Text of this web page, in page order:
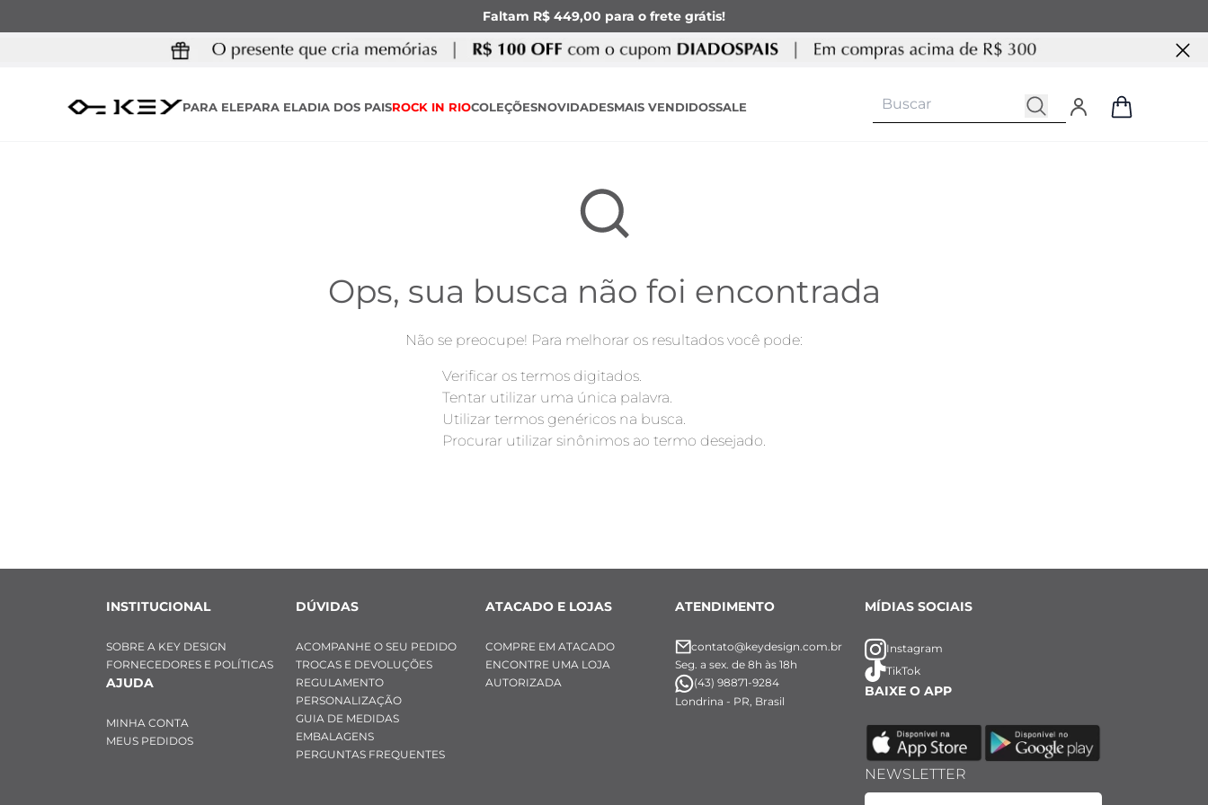
Faltam R$ 449,00 para o frete grátis!
PARA ELEPARA ELADIA DOS PAISROCK IN RIOCOLEÇÕESNOVIDADESMAIS VENDIDOSSALE
Ops, sua busca não foi encontrada
Não se preocupe! Para melhorar os resultados você pode:
Verificar os termos digitados.
Tentar utilizar uma única palavra.
Utilizar termos genéricos na busca.
Procurar utilizar sinônimos ao termo desejado.
INSTITUCIONAL
SOBRE A KEY DESIGN
FORNECEDORES E POLÍTICAS
AJUDA
MINHA CONTA
MEUS PEDIDOS
DÚVIDAS
ACOMPANHE O SEU PEDIDO
TROCAS E DEVOLUÇÕES
REGULAMENTO
PERSONALIZAÇÃO
GUIA DE MEDIDAS
EMBALAGENS
PERGUNTAS FREQUENTES
ATACADO E LOJAS
COMPRE EM ATACADO
ENCONTRE UMA LOJA
AUTORIZADA
ATENDIMENTO
contato@keydesign.com.br
Seg. a sex. de 8h às 18h
(43) 98871-9284
Londrina - PR, Brasil
MÍDIAS SOCIAIS
Instagram
TikTok
BAIXE O APP
NEWSLETTER